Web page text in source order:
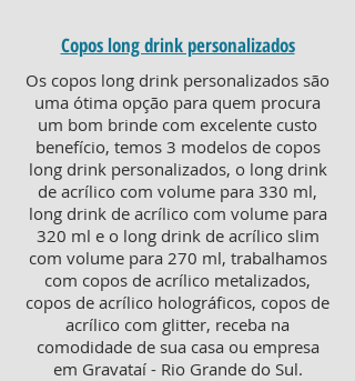
Copos long drink personalizados
Os copos long drink personalizados são
uma ótima opção para quem procura
um bom brinde com excelente custo
benefício, temos 3 modelos de copos
long drink personalizados, o long drink
de acrílico com volume para 330 ml,
long drink de acrílico com volume para
320 ml e o long drink de acrílico slim
com volume para 270 ml, trabalhamos
com copos de acrílico metalizados,
copos de acrílico holográficos, copos de
acrílico com glitter, receba na
comodidade de sua casa ou empresa
em Gravataí - Rio Grande do Sul.